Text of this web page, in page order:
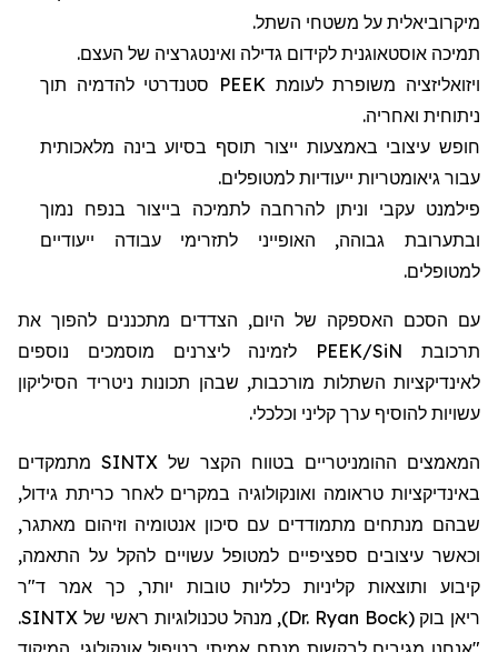
מיקרוביאלית על משטחי השתל.
תמיכה אוסטאוגנית לקידום גדילה ואינטגרציה של העצם.
ויזואליזציה משופרת לעומת PEEK סטנדרטי להדמיה תוך
ניתוחית ואחריה.
חופש עיצובי באמצעות ייצור תוסף בסיוע בינה מלאכותית
עבור גיאומטריות ייעודיות למטופלים.
פילמנט עקבי וניתן להרחבה לתמיכה בייצור בנפח נמוך
ובתערובת גבוהה, האופייני לתזרימי עבודה ייעודיים
למטופלים.
עם הסכם האספקה של היום, הצדדים מתכננים להפוך את
תרכובת SiN
/PEEK לזמינה ליצרנים מוסמכים נוספים
לאינדיקציות השתלות מורכבות, שבהן תכונות ניטריד הסיליקון
עשויות להוסיף ערך קליני וכלכלי.
המאמצים ההומניטריים בטווח הקצר של SINTX מתמקדים
באינדיקציות טראומה ואונקולוגיה במקרים לאחר כריתת גידול,
שבהם מנתחים מתמודדים עם סיכון אנטומיה וזיהום מאתגר,
וכאשר עיצובים ספציפיים למטופל עשויים להקל על התאמה,
קיבוע ותוצאות קליניות כלליות טובות יותר, כך אמר ד"ר
ריאן בוק (
Dr. Ryan Bock
)
, מנהל טכנולוגיות ראשי
של SINTX.